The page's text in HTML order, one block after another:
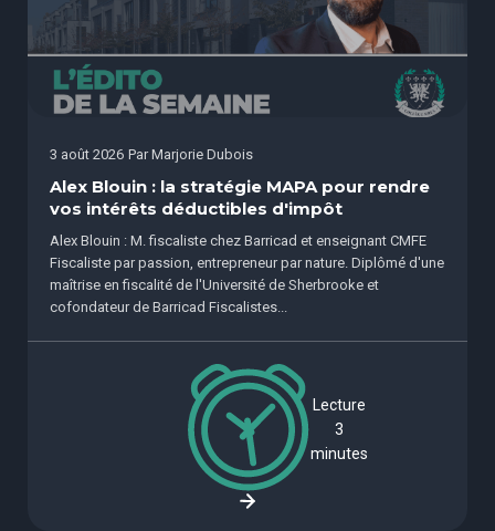
3 août 2026 Par Marjorie Dubois
Alex Blouin : la stratégie MAPA pour rendre
vos intérêts déductibles d'impôt
Alex Blouin : M. fiscaliste chez Barricad et enseignant CMFE
Fiscaliste par passion, entrepreneur par nature. Diplômé d'une
maîtrise en fiscalité de l'Université de Sherbrooke et
cofondateur de Barricad Fiscalistes...
Lecture
3
minutes